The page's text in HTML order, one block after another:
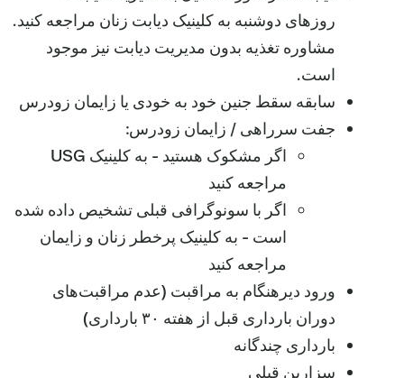
روزهای دوشنبه به کلینیک دیابت زنان مراجعه کنید.
مشاوره تغذیه بدون مدیریت دیابت نیز موجود
است.
سابقه سقط جنین خود به خودی یا زایمان زودرس
جفت سرراهی / زایمان زودرس:
اگر مشکوک هستید - به کلینیک USG
مراجعه کنید
اگر با سونوگرافی قبلی تشخیص داده شده
است - به کلینیک پرخطر زنان و زایمان
مراجعه کنید
ورود دیرهنگام به مراقبت (عدم مراقبت‌های
دوران بارداری قبل از هفته ۳۰ بارداری)
بارداری چندگانه
سزارین قبلی